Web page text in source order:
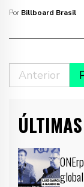
Por Billboard Brasil
Anterior
global